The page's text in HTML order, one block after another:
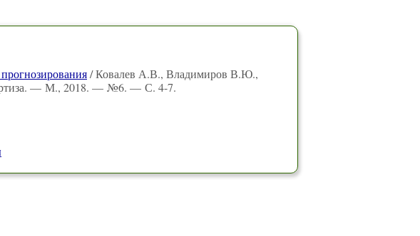
/ Ковалев А.В., Владимиров В.Ю.,
— М., 2018. — №6. — С. 4-7.